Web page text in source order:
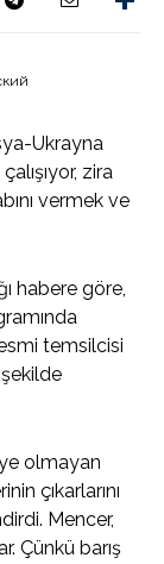
Ukrayna
zira
vermek ve
habere göre,
temsilcisi
olmayan
çıkarlarını
Mencer,
Çünkü barış